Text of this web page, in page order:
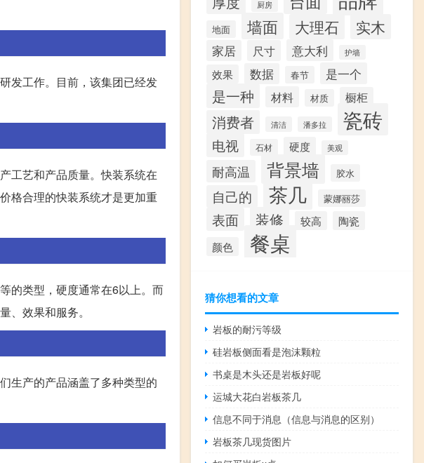
发工作。目前，该集团已经发
工艺和产品质量。快装系统在
格合理的快装系统才是更加重
的类型，硬度通常在6以上。而
、效果和服务。
生产的产品涵盖了多种类型的
厨房
地面 墙面 大理石 实木
家居 尺寸 意大利 护墙
效果 数据 春节 是一个
是一种 材料 材质 橱柜
消费者 清洁 潘多拉 瓷砖
电视 石材 硬度 美观
耐高温 背景墙 胶水
自己的 茶几 蒙娜丽莎
表面 装修 较高
陶瓷
颜色
餐桌
猜你想看的文章
岩板的耐污等级
硅岩板侧面看是泡沫颗粒
书桌是木头还是岩板好呢
运城大花白岩板茶几
信息不同于消息（信息与消息的区别）
岩板茶几现货图片